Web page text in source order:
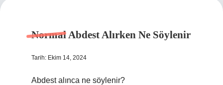
Normal Abdest Alırken Ne Söylenir
Tarih: Ekim 14, 2024
Abdest alınca ne söylenir?